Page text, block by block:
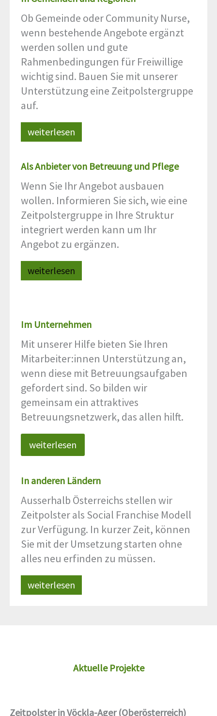
Ob Gemeinde oder Community Nurse,
wenn bestehende Angebote ergänzt
werden sollen und gute
Rahmenbedingungen für Freiwillige
wichtig sind. Bauen Sie mit unserer
Unterstützung eine Zeitpolstergruppe
auf.
weiterlesen
Als Anbieter von Betreuung und Pflege
Wenn Sie Ihr Angebot ausbauen
wollen. Informieren Sie sich, wie eine
Zeitpolstergruppe in Ihre Struktur
integriert werden kann um Ihr
Angebot zu ergänzen.
weiterlesen
Im Unternehmen
Mit unserer Hilfe bieten Sie Ihren
Mitarbeiter:innen Unterstützung an,
wenn diese mit Betreuungsaufgaben
gefordert sind. So bilden wir
gemeinsam ein attraktives
Betreuungsnetzwerk, das allen hilft.
weiterlesen
In anderen Ländern
Ausserhalb Österreichs stellen wir
Zeitpolster als Social Franchise Modell
zur Verfügung. In kurzer Zeit, können
Sie mit der Umsetzung starten ohne
alles neu erfinden zu müssen.
weiterlesen
Aktuelle Projekte
Zeitpolster in Vöckla-Ager (Oberösterreich)